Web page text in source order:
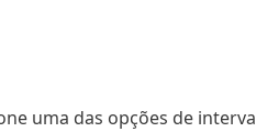
uma das opções de